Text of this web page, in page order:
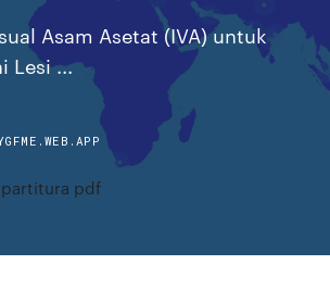
Asam Asetat (IVA) untuk
Lesi ...
partitura pdf